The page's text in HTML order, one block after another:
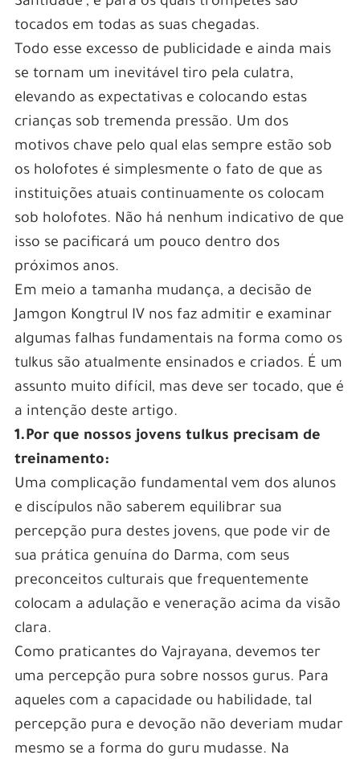
tocados em todas as suas chegadas.
Todo esse excesso de publicidade e ainda mais
se tornam um inevitável tiro pela culatra,
elevando as expectativas e colocando estas
crianças sob tremenda pressão. Um dos
motivos chave pelo qual elas sempre estão sob
os holofotes é simplesmente o fato de que as
instituições atuais continuamente os colocam
sob holofotes. Não há nenhum indicativo de que
isso se pacificará um pouco dentro dos
próximos anos.
Em meio a tamanha mudança, a decisão de
Jamgon Kongtrul IV nos faz admitir e examinar
algumas falhas fundamentais na forma como os
tulkus são atualmente ensinados e criados. É um
assunto muito difícil, mas deve ser tocado, que é
a intenção deste artigo.
1.Por que nossos jovens tulkus precisam de
treinamento:
Uma complicação fundamental vem dos alunos
e discípulos não saberem equilibrar sua
percepção pura destes jovens, que pode vir de
sua prática genuína do Darma, com seus
preconceitos culturais que frequentemente
colocam a adulação e veneração acima da visão
clara.
Como praticantes do Vajrayana, devemos ter
uma percepção pura sobre nossos gurus. Para
aqueles com a capacidade ou habilidade, tal
percepção pura e devoção não deveriam mudar
mesmo se a forma do guru mudasse. Na